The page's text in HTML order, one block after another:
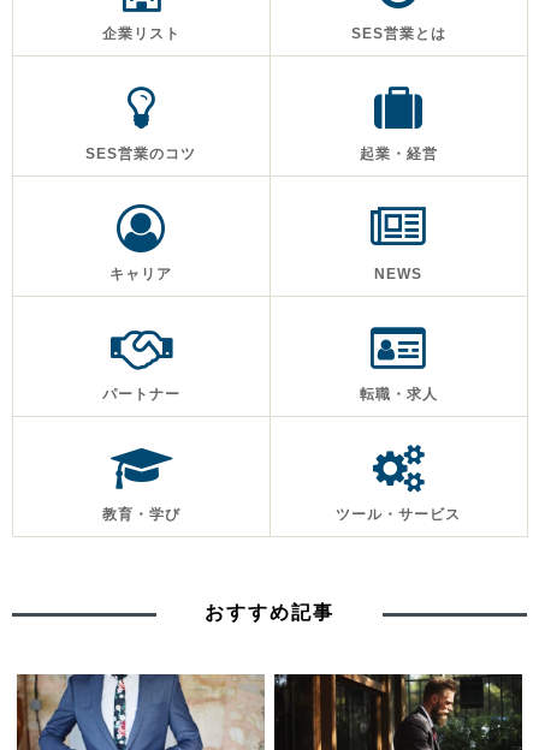
企業リスト SES営業とは
SES営業のコツ 起業・経営
キャリア NEWS
パートナー 転職・求人
教育・学び ツール・サービス
おすすめ記事